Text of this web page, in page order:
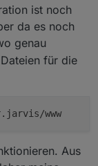
ist noch
da es noch
genau
für die
www
Aus